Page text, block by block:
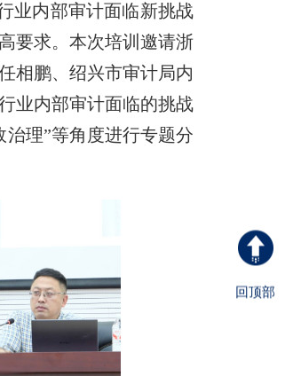
业内部审计面临新挑战
要求。本次培训邀请浙
相鹏、绍兴市审计局内
业内部审计面临的挑战
理”等角度进行专题分
回顶部